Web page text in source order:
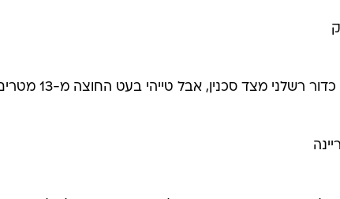
רשלני מצד סכנין, אבל טייהי בעט החוצה מ-13 מטרים